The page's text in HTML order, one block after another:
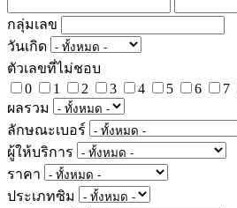
กลุ่มเลข
วันเกิด
ตัวเลขที่ไม่ชอบ
0
1 2 3 4 5 6 7
ผลรวม
ลักษณะเบอร์
ผู้ให้บริการ
ราคา
ประเภทซิม